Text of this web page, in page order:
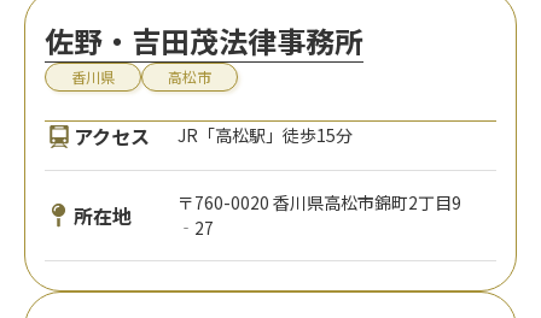
佐野・吉田茂法律事務所
香川県 高松市
アクセス JR「高松駅」徒歩15分
所在地
〒760-0020 香川県高松市錦町2丁目9
‐27